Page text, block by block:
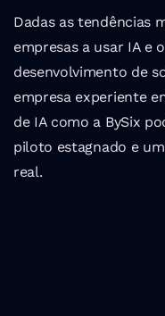
Dadas as tendências
empresas a usar IA e
desenvolvimento de
empresa experiente
de IA como a BySix
piloto estagnado e
real.